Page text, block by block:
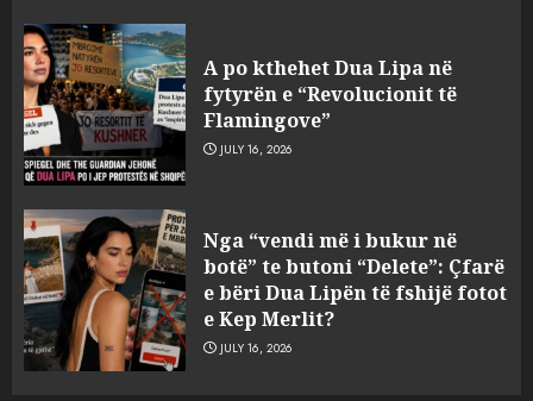
A po kthehet Dua Lipa në
fytyrën e “Revolucionit të
Flamingove”
JULY 16, 2026
Nga “vendi më i bukur në
botë” te butoni “Delete”: Çfarë
e bëri Dua Lipën të fshijë fotot
e Kep Merlit?
JULY 16, 2026
3
shkrihen, nisin aksionin
kundër propozimit të
mazhorancës
AUGUST 6, 2026